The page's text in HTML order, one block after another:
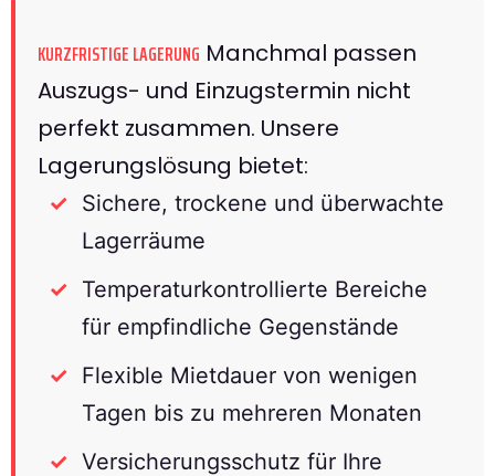
KURZFRISTIGE LAGERUNG Manchmal passen
Auszugs- und Einzugstermin nicht
perfekt zusammen. Unsere
Lagerungslösung bietet:
Sichere, trockene und überwachte
Lagerräume
Temperaturkontrollierte Bereiche
für empfindliche Gegenstände
Flexible Mietdauer von wenigen
Tagen bis zu mehreren Monaten
Versicherungsschutz für Ihre